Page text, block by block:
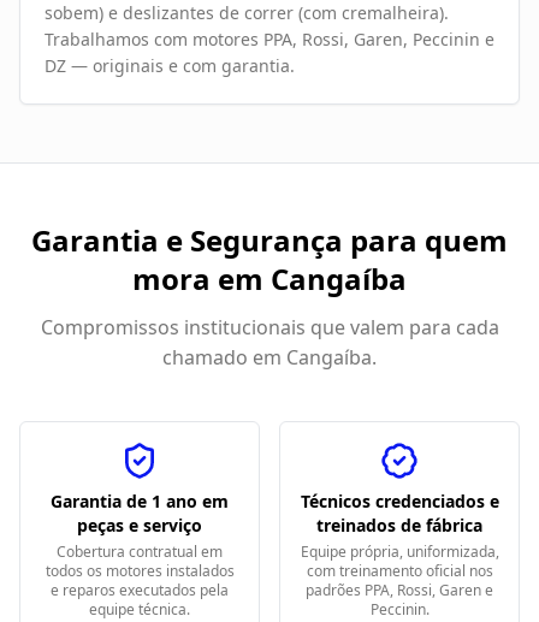
sobem) e deslizantes de correr (com cremalheira).
Trabalhamos com motores PPA, Rossi, Garen, Peccinin e
DZ — originais e com garantia.
Garantia e Segurança para quem
mora em Cangaíba
Compromissos institucionais que valem para cada
chamado em Cangaíba.
Garantia de 1 ano em
peças e serviço
Cobertura contratual em
todos os motores instalados
e reparos executados pela
equipe técnica.
Técnicos credenciados e
treinados de fábrica
Equipe própria, uniformizada,
com treinamento oficial nos
padrões PPA, Rossi, Garen e
Peccinin.